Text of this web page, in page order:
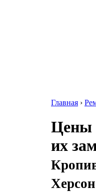
Главная ›
Цены
их